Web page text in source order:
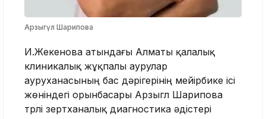
Арзыгүл Шарипова
И.Жекенова атындағы Алматы қалалық
клиникалық жұқпалы аурулар
ауруханасының бас дәрігерінің мейірбике ісі
жөніндегі орынбасары Арзыгүл Шарипова
түрлі зертханалық диагностика әдістері